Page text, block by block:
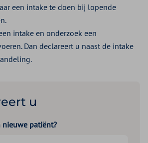
een intake te doen bij lopende
intake en onderzoek een
Dan declareert u naast de intake
u
nieuwe patiënt?